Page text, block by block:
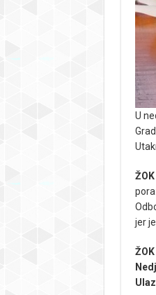
U
jer